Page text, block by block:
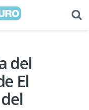
del
El